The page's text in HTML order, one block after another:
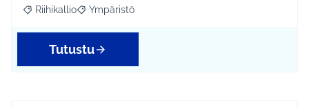
Rajaa tulokset aihepiirin mukaan: Riihikallio
Riihikallio Rajaa tulokset teeman mukaan: Ympäristö
Ympäristö
Tutustu